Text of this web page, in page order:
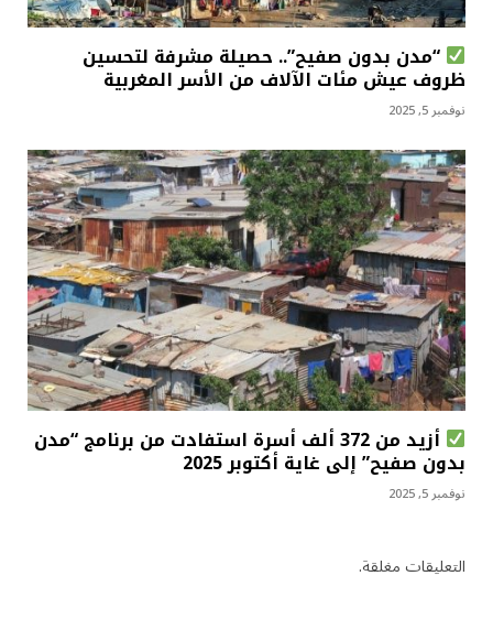
“مدن بدون صفيح”.. حصيلة مشرفة لتحسين
ظروف عيش مئات الآلاف من الأسر المغربية
نوفمبر 5, 2025
أزيد من 372 ألف أسرة استفادت من برنامج “مدن
بدون صفيح” إلى غاية أكتوبر 2025
نوفمبر 5, 2025
التعليقات مغلقة.